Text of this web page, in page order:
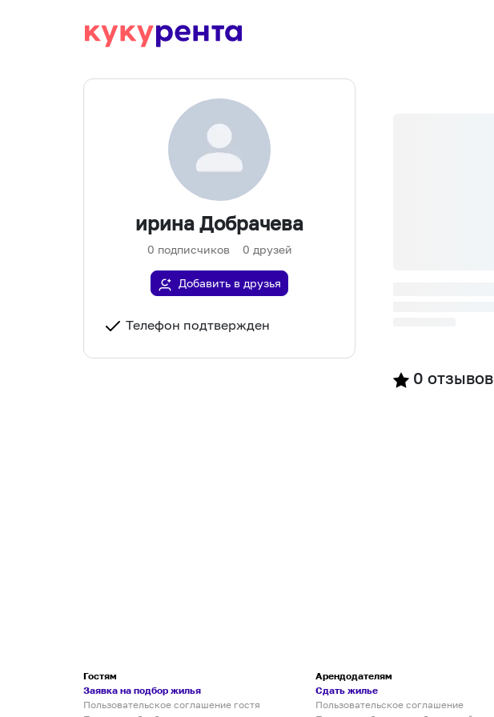
ирина Добрачева
0 подписчиков 0 друзей
Добавить в друзья
Телефон подтвержден
0 отзывов
Гостям
Заявка на подбор жилья
Пользовательское соглашение гостя
Арендодателям
Сдать жилье
Пользовательское соглашение